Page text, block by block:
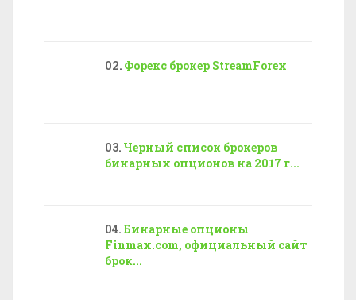
Форекс брокер StreamForex
Черный список брокеров
бинарных опционов на 2017 г...
Бинарные опционы
Finmax.com, официальный сайт
брок...